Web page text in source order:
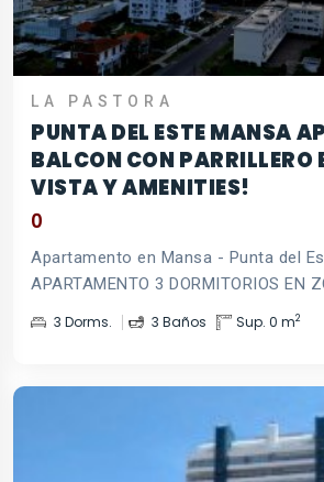
LA PASTORA
PUNTA DEL ESTE MANSA
BALCON CON PARRILLERO
VISTA Y AMENITIES!
0
Apartamento en Mansa - Punta del
APARTAMENTO 3 DORMITORIOS EN
3 Dorms. 3 Baños Sup. 0 m2